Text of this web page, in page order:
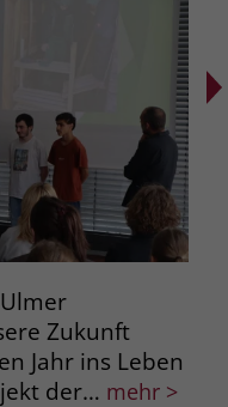
Zukunft
Jahr ins Leben
der… mehr >